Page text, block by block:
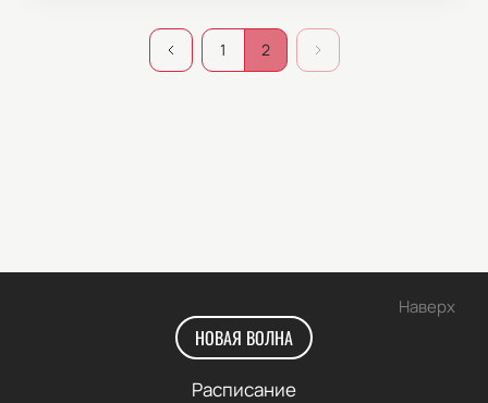
1 2
Наверх
НОВАЯ ВОЛНА
Расписание